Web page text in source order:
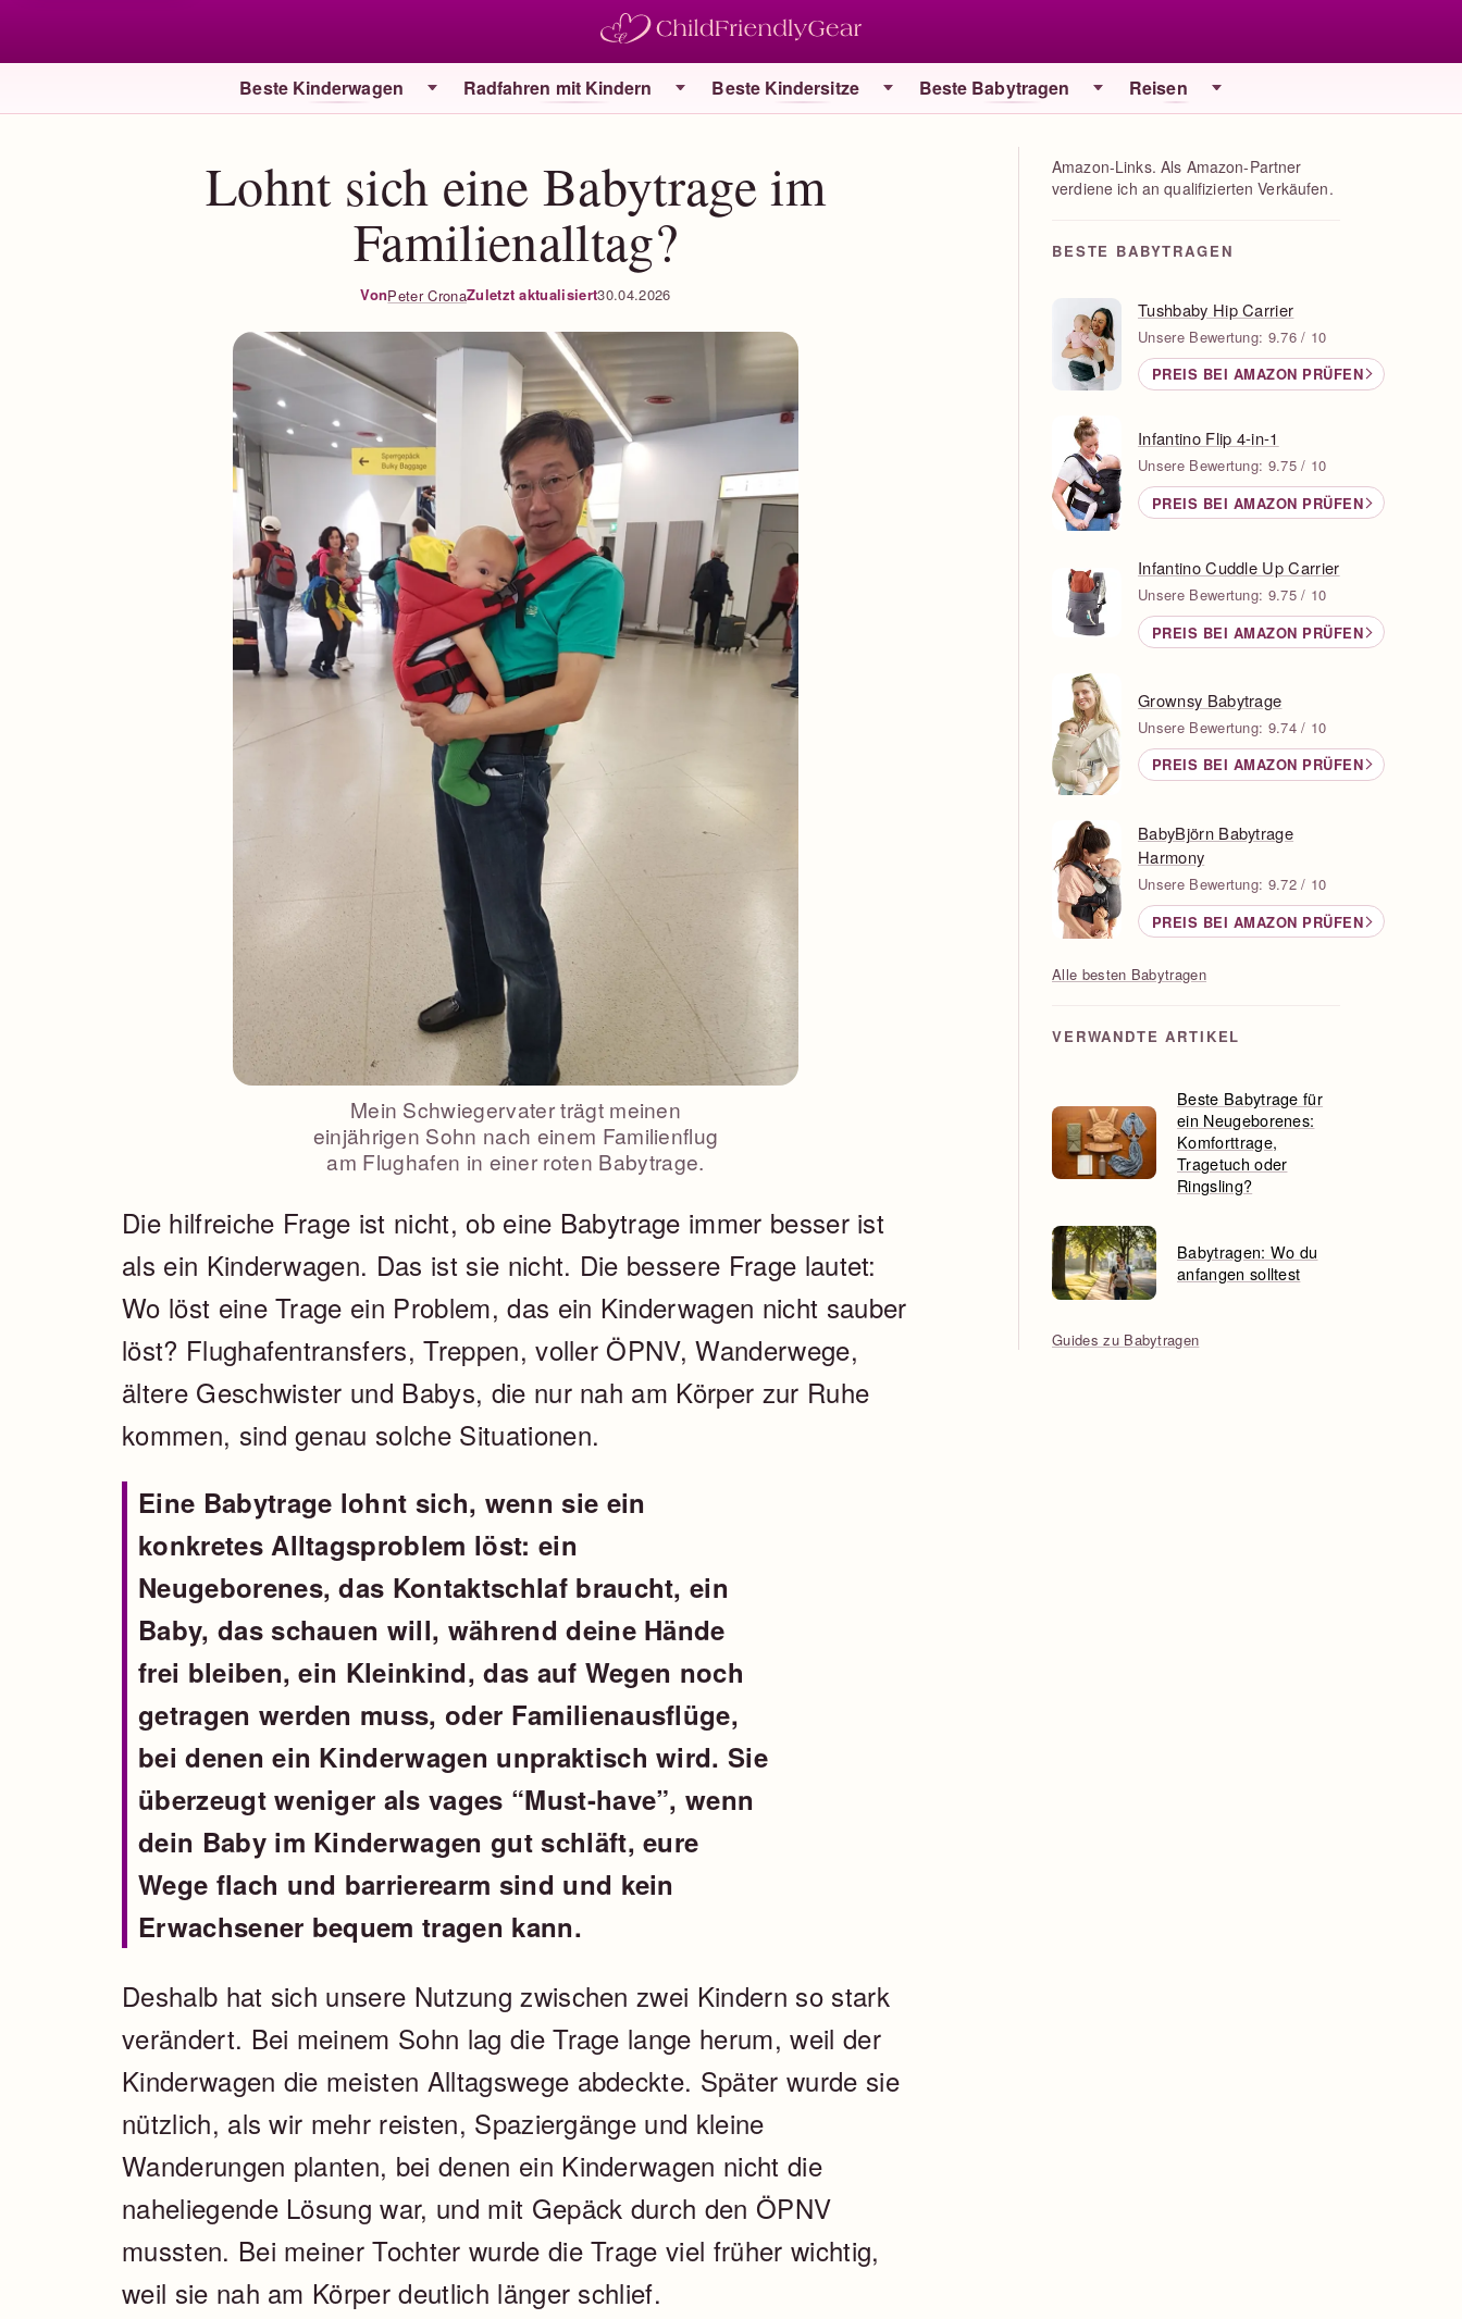
Beste Kinderwagen Radfahren mit Kindern Beste Kindersitze Beste Babytragen Reisen
Lohnt sich eine Babytrage im
Familienalltag?
VonPeter CronaZuletzt aktualisiert30.04.2026
Mein Schwiegervater trägt meinen
einjährigen Sohn nach einem Familienflug
am Flughafen in einer roten Babytrage.
Die hilfreiche Frage ist nicht, ob eine Babytrage immer besser ist
als ein Kinderwagen. Das ist sie nicht. Die bessere Frage lautet:
Wo löst eine Trage ein Problem, das ein Kinderwagen nicht sauber
löst? Flughafentransfers, Treppen, voller ÖPNV, Wanderwege,
ältere Geschwister und Babys, die nur nah am Körper zur Ruhe
kommen, sind genau solche Situationen.
Eine Babytrage lohnt sich, wenn sie ein
konkretes Alltagsproblem löst: ein
Neugeborenes, das Kontaktschlaf braucht, ein
Baby, das schauen will, während deine Hände
frei bleiben, ein Kleinkind, das auf Wegen noch
getragen werden muss, oder Familienausflüge,
bei denen ein Kinderwagen unpraktisch wird. Sie
überzeugt weniger als vages “Must-have”, wenn
dein Baby im Kinderwagen gut schläft, eure
Wege flach und barrierearm sind und kein
Erwachsener bequem tragen kann.
Deshalb hat sich unsere Nutzung zwischen zwei Kindern so stark
verändert. Bei meinem Sohn lag die Trage lange herum, weil der
Kinderwagen die meisten Alltagswege abdeckte. Später wurde sie
nützlich, als wir mehr reisten, Spaziergänge und kleine
Wanderungen planten, bei denen ein Kinderwagen nicht die
naheliegende Lösung war, und mit Gepäck durch den ÖPNV
mussten. Bei meiner Tochter wurde die Trage viel früher wichtig,
weil sie nah am Körper deutlich länger schlief.
Amazon-Links. Als Amazon-Partner
verdiene ich an qualifizierten Verkäufen.
BESTE BABYTRAGEN
Tushbaby Hip Carrier
Unsere Bewertung: 9.76 / 10
PREIS BEI AMAZON PRÜFEN
Infantino Flip 4-in-1
Unsere Bewertung: 9.75 / 10
PREIS BEI AMAZON PRÜFEN
Infantino Cuddle Up Carrier
Unsere Bewertung: 9.75 / 10
PREIS BEI AMAZON PRÜFEN
Grownsy Babytrage
Unsere Bewertung: 9.74 / 10
PREIS BEI AMAZON PRÜFEN
BabyBjörn Babytrage
Harmony
Unsere Bewertung: 9.72 / 10
PREIS BEI AMAZON PRÜFEN
Alle besten Babytragen
VERWANDTE ARTIKEL
Beste Babytrage für
ein Neugeborenes:
Komforttrage,
Tragetuch oder
Ringsling?
Babytragen: Wo du
anfangen solltest
Guides zu Babytragen